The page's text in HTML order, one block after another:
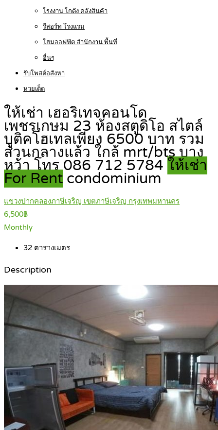
โรงงาน โกดัง คลังสินค้า
รีสอร์ท โรงแรม
โฮมออฟฟิต สำนักงาน พื้นที่
อื่นๆ
รับโพสต์อสังหา
หวยเด็ด
ให้เช่า เฮอริเทจคอนโด
เพชรเกษม 23 ห้องสตูดิโอ สไตล์
บูติคโฮเทลเพียง 6500 บาท รวม
ส่วนกลางแล้ว ใกล้ mrt/bts บาง
หว้า โทร 086 712 5784 ให้เช่า
For Rent condominium
แขวงปากคลองภาษีเจริญ เขตภาษีเจริญ กรุงเทพมหานคร
6,500฿
Monthly
32 ตารางเมตร
Description